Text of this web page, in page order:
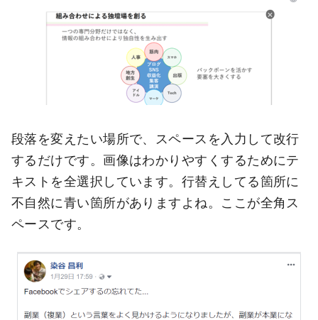
段落を変えたい場所で、スペースを入力して改行
するだけです。画像はわかりやすくするためにテ
キストを全選択しています。行替えしてる箇所に
不自然に青い箇所がありますよね。ここが全角ス
ペースです。